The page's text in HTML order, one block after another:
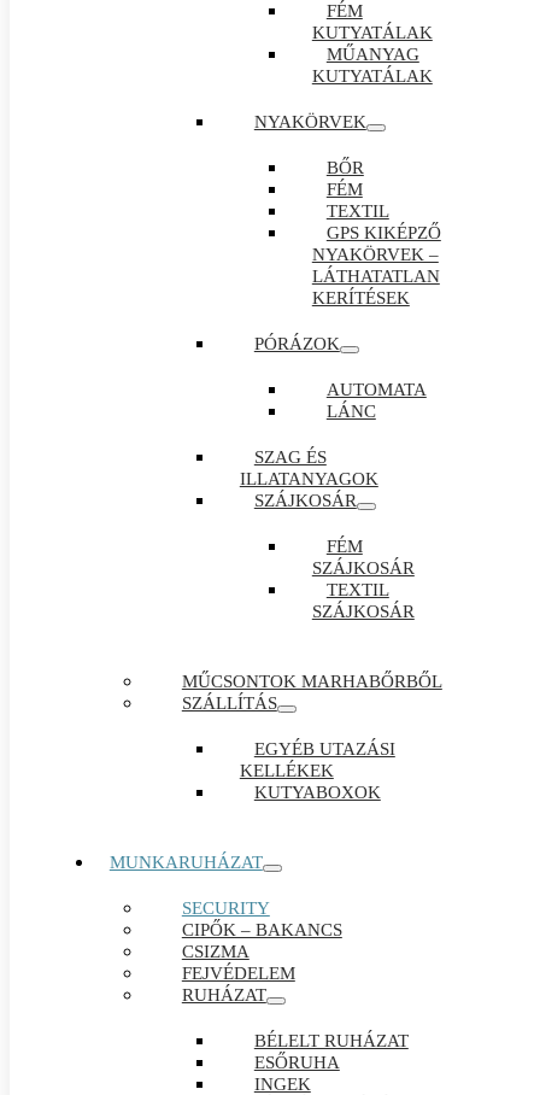
FÉM
KUTYATÁLAK
MŰANYAG
KUTYATÁLAK
NYAKÖRVEK
BŐR
FÉM
TEXTIL
GPS KIKÉPZŐ
NYAKÖRVEK –
LÁTHATATLAN
KERÍTÉSEK
PÓRÁZOK
AUTOMATA
LÁNC
SZAG ÉS
ILLATANYAGOK
SZÁJKOSÁR
FÉM
SZÁJKOSÁR
TEXTIL
SZÁJKOSÁR
MŰCSONTOK MARHABŐRBŐL
SZÁLLÍTÁS
EGYÉB UTAZÁSI
KELLÉKEK
KUTYABOXOK
MUNKARUHÁZAT
SECURITY
CIPŐK – BAKANCS
CSIZMA
FEJVÉDELEM
RUHÁZAT
BÉLELT RUHÁZAT
ESŐRUHA
INGEK